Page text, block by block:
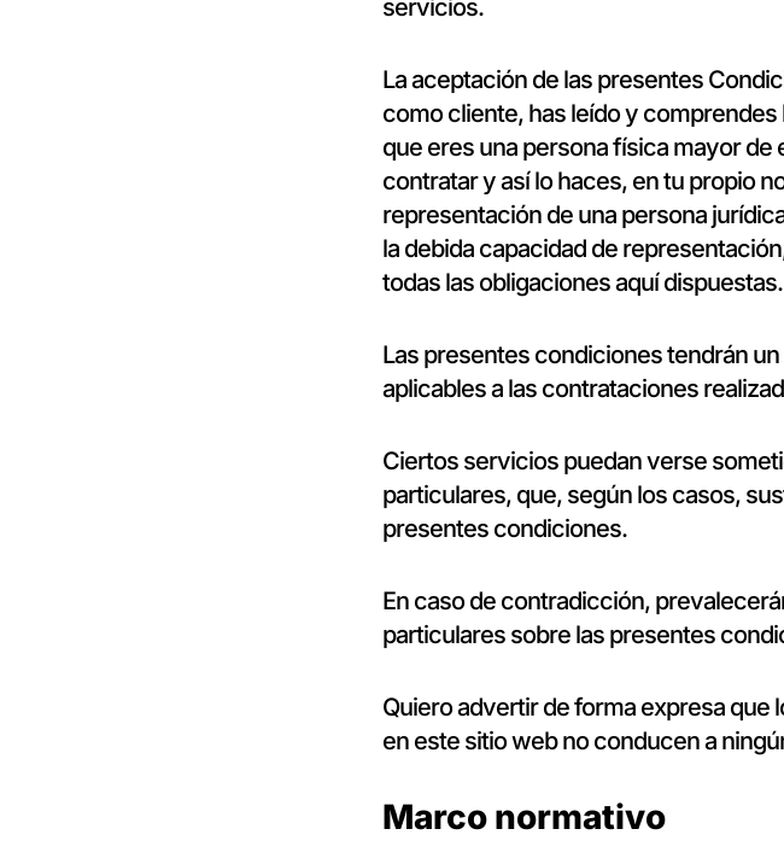
servicios.
La aceptación de las presentes
como cliente, has leído y
que eres una persona física mayor
contratar y así lo haces, en tu propio
representación de una persona
la debida capacidad de
todas las obligaciones aquí dispuestas.
Las presentes condiciones tendrán
aplicables a las contrataciones
Ciertos servicios puedan verse
particulares, que, según los casos,
presentes condiciones.
En caso de contradicción,
particulares sobre las presentes
Quiero advertir de forma expresa
en este sitio web no conducen a
Marco normativo